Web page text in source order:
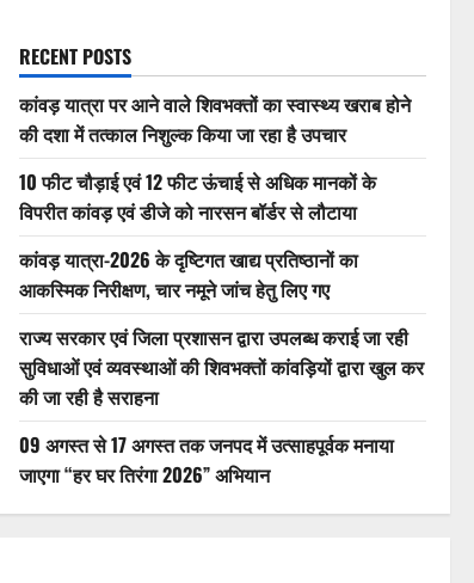
RECENT POSTS
कांवड़ यात्रा पर आने वाले शिवभक्तों का स्वास्थ्य खराब होने
की दशा में तत्काल निशुल्क किया जा रहा है उपचार
10 फीट चौड़ाई एवं 12 फीट ऊंचाई से अधिक मानकों के
विपरीत कांवड़ एवं डीजे को नारसन बॉर्डर से लौटाया
कांवड़ यात्रा-2026 के दृष्टिगत खाद्य प्रतिष्ठानों का
आकस्मिक निरीक्षण, चार नमूने जांच हेतु लिए गए
राज्य सरकार एवं जिला प्रशासन द्वारा उपलब्ध कराई जा रही
सुविधाओं एवं व्यवस्थाओं की शिवभक्तों कांवड़ियों द्वारा खुल कर
की जा रही है सराहना
09 अगस्त से 17 अगस्त तक जनपद में उत्साहपूर्वक मनाया
जाएगा “हर घर तिरंगा 2026” अभियान